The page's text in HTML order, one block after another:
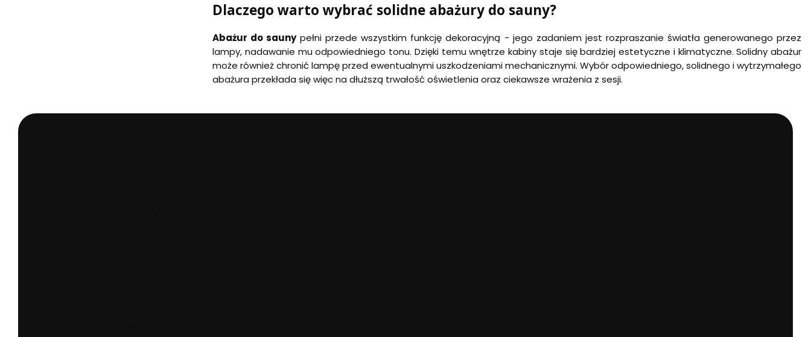
Dlaczego warto wybrać solidne abażury do sauny?
Abażur do saunypełni przede wszystkim funkcję dekoracyjną - jego zadaniem jest rozpraszanie światła generowanego przez
lampy, nadawanie mu odpowiedniego tonu. Dzięki temu wnętrze kabiny staje się bardziej estetyczne i klimatyczne. Solidny abażur
może również chronić lampę przed ewentualnymi uszkodzeniami mechanicznymi. Wybór odpowiedniego, solidnego i wytrzymałego
abażura przekłada się więc na dłuższą trwałość oświetlenia oraz ciekawsze wrażenia z sesji.